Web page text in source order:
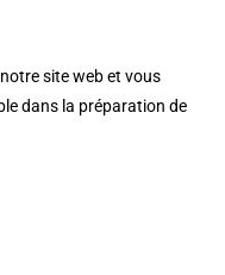
site web et vous
dans la préparation de